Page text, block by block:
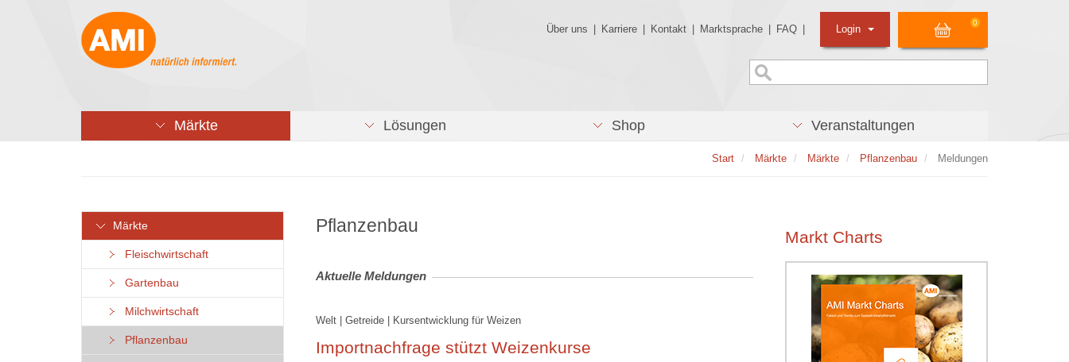
Über uns Karriere Kontakt Marktsprache FAQ
0
Login
Märkte Lösungen Shop Veranstaltungen
Start Märkte Märkte Pflanzenbau Meldungen
Märkte
Fleischwirtschaft
Gartenbau
Milchwirtschaft
Pflanzenbau
Pflanzenbau
Aktuelle Meldungen
Welt | Getreide | Kursentwicklung für Weizen
Importnachfrage stützt Weizenkurse
Markt Charts